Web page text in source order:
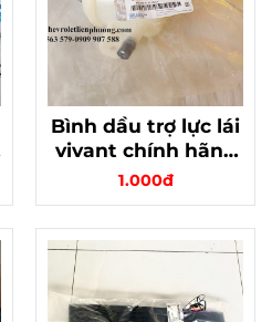
Bình dầu trợ lực lái
vivant chính hãng
mã 96407180 - Sản
cao, an tâm khi di
chuyển
1.000đ